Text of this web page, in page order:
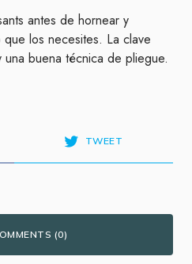
antes de hornear y
los necesites. La clave
buena técnica de pliegue.
TWEET
(0)